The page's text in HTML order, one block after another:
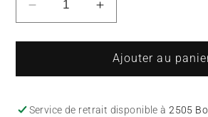
Réduire
la
quantité
Choux
Marine
Augmenter
la
quantité
de
Choux
Marine
Ajouter au
Service de retrait disponible à2505